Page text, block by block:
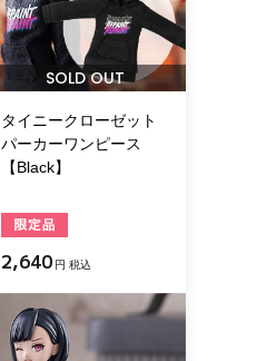
SOLD OUT
タイニークローゼット
パーカーワンピース
【Black】
2,640 円 税込